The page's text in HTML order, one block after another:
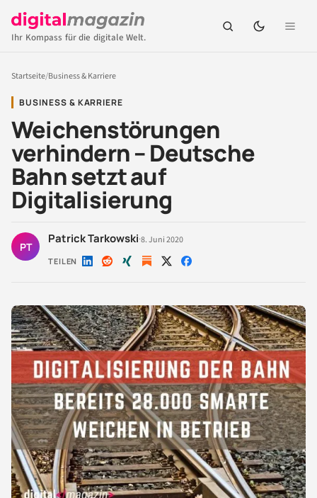
Ihr Kompass für die digitale Welt.
Startseite/Business & Karriere
BUSINESS & KARRIERE
Weichenstörungen
verhindern – Deutsche
Bahn setzt auf
Digitalisierung
PT
Patrick Tarkowski·8. Juni 2020
TEILEN Auf Auf Auf Auf Auf